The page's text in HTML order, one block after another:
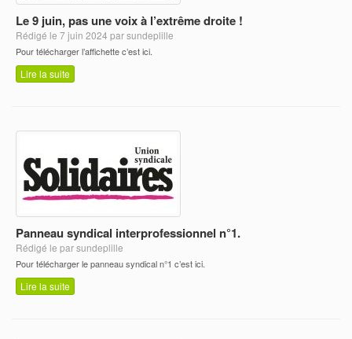
Le 9 juin, pas une voix à l’extrême droite !
Rédigé le 7 juin 2024 par sundeplille
Pour télécharger l’affichette c’est ici.
Lire la suite
Panneau syndical interprofessionnel n°1.
Rédigé le par sundeplille
Pour télécharger le panneau syndical n°1 c’est ici.
Lire la suite